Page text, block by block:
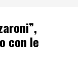
con le